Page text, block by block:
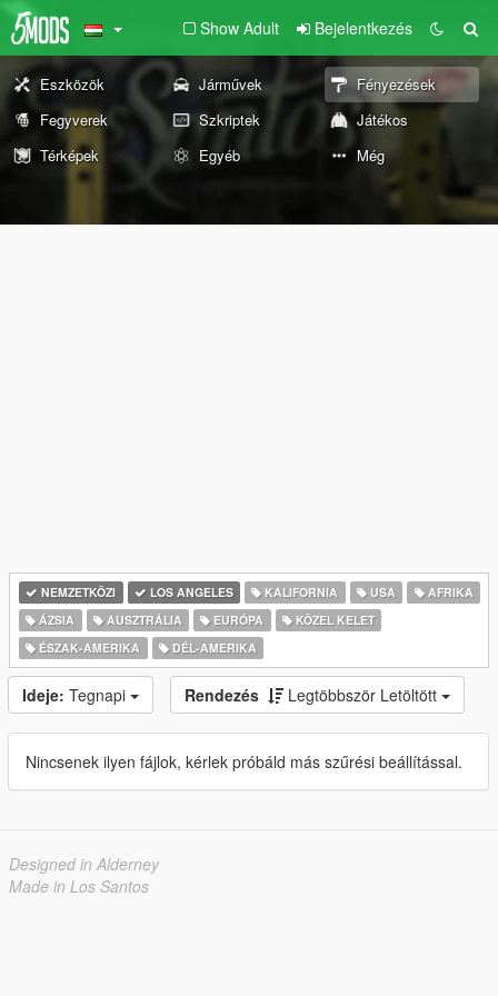
Show Adult Bejelentkezés
Eszközök Járművek
Fényezések
Fegyverek
Szkriptek
Játékos
Térképek
Egyéb Még
NEMZETKÖZI LOS ANGELES KALIFORNIA USA
AFRIKA
ÁZSIA
AUSZTRÁLIA EURÓPA
KÖZEL KELET
ÉSZAK-AMERIKA
DÉL-AMERIKA
Ideje: Tegnapi Rendezés Legtöbbször Letöltött
Nincsenek ilyen fájlok, kérlek próbáld más szűrési beállítással.
Designed in Alderney
Made in Los Santos